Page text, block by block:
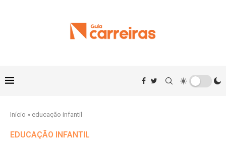
Início » educação infantil
EDUCAÇÃO INFANTIL